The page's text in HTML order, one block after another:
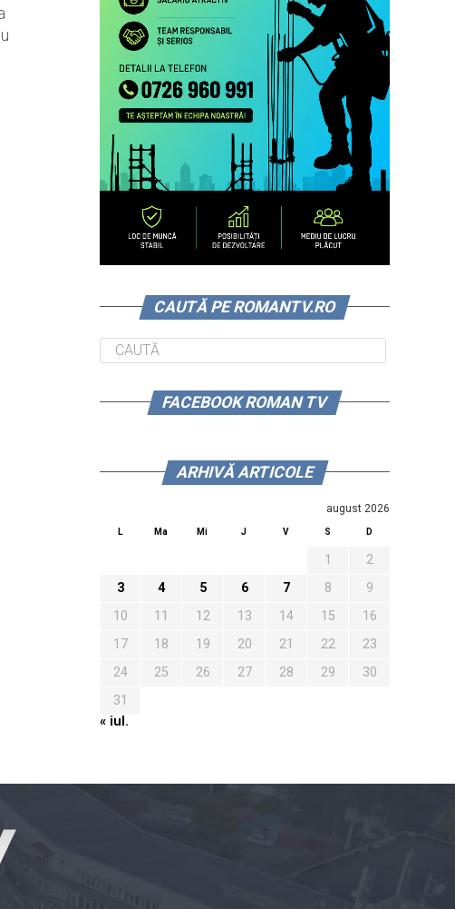
CAUTĂ PE ROMANTV.RO
FACEBOOK ROMAN TV
ARHIVĂ ARTICOLE
august 2026
L Ma Mi J V S D
1
2
3
4 5 6 7 8
9
10
11 12 13 14 15
16
17
18 19 20 21 22
23
24
25 26 27 28 29
30
31
« iul.